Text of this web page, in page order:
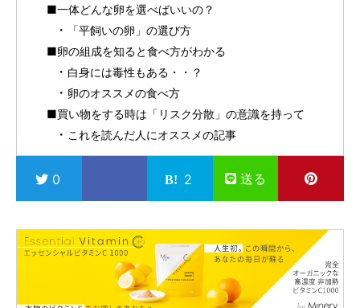
■一体どんな卵を選べばいいの？
「平飼いの卵」の選び方
■卵の組成を知ると食べ方がわかる
白身には毒性もある・・？
卵のオススメの食べ方
■買い物をする時は「リスク分散」の意識を持って
これを読んだ人にオススメの記事
0 2 送る